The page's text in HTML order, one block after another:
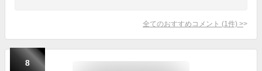
全てのおすすめコメント (1 件) >
8